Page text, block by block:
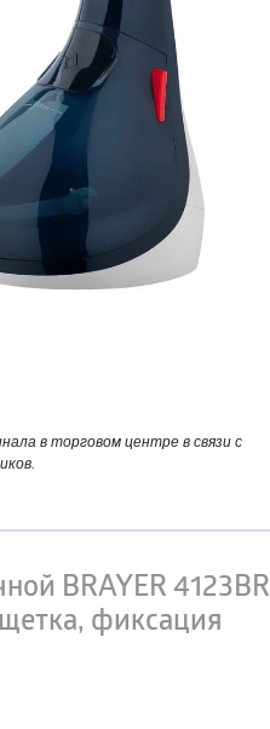
в торговом центре в связи с
BRAYER 4123BR
фиксация